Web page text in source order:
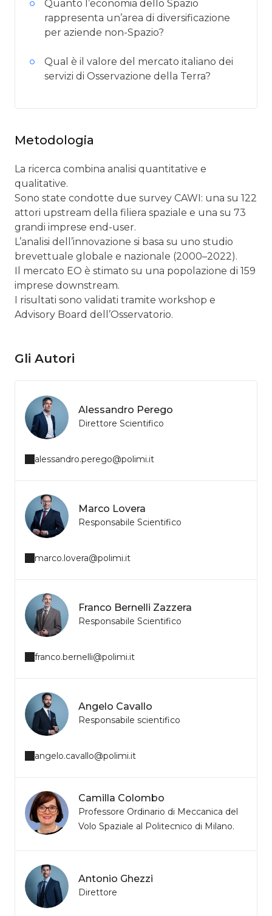
Quanto l’economia dello Spazio
rappresenta un’area di diversificazione
per aziende non-Spazio?
Qual è il valore del mercato italiano dei
servizi di Osservazione della Terra?
Metodologia
La ricerca combina analisi quantitative e
qualitative.
Sono state condotte due survey CAWI: una su 122
attori upstream della filiera spaziale e una su 73
grandi imprese end-user.
L’analisi dell’innovazione si basa su uno studio
brevettuale globale e nazionale (2000–2022).
Il mercato EO è stimato su una popolazione di 159
imprese downstream.
I risultati sono validati tramite workshop e
Advisory Board dell’Osservatorio.
Gli Autori
Alessandro Perego
Direttore Scientifico
alessandro.perego@polimi.it
Marco Lovera
Responsabile Scientifico
marco.lovera@polimi.it
Franco Bernelli Zazzera
Responsabile Scientifico
franco.bernelli@polimi.it
Angelo Cavallo
Responsabile scientifico
angelo.cavallo@polimi.it
Camilla Colombo
Professore Ordinario di Meccanica del
Volo Spaziale al Politecnico di Milano.
Antonio Ghezzi
Direttore